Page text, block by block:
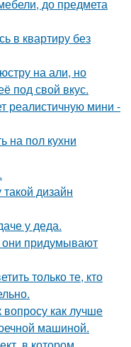
до предмета
в квартиру без
на али, но
под свой вкус.
реалистичную мини -
на пол кухни
дизайн
у деда.
они придумывают
только те, кто
как лучше
машиной.